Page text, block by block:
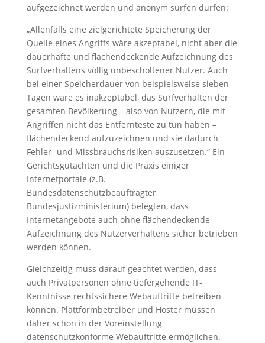
aufgezeichnet werden und anonym surfen dürfen:
„Allenfalls eine zielgerichtete Speicherung der
Quelle eines Angriffs wäre akzeptabel, nicht aber die
dauerhafte und flächendeckende Aufzeichnung des
Surfverhaltens völlig unbescholtener Nutzer. Auch
bei einer Speicherdauer von beispielsweise sieben
Tagen wäre es inakzeptabel, das Surfverhalten der
gesamten Bevölkerung – also von Nutzern, die mit
Angriffen nicht das Entfernteste zu tun haben –
flächendeckend aufzuzeichnen und sie dadurch
Fehler- und Missbrauchsrisiken auszusetzen.“ Ein
Gerichtsgutachten und die Praxis einiger
Internetportale (z.B.
Bundesdatenschutzbeauftragter,
Bundesjustizministerium) belegten, dass
Internetangebote auch ohne flächendeckende
Aufzeichnung des Nutzerverhaltens sicher betrieben
werden können.
Gleichzeitig muss darauf geachtet werden, dass
auch Privatpersonen ohne tiefergehende IT-
Kenntnisse rechtssichere Webauftritte betreiben
können. Plattformbetreiber und Hoster müssen
daher schon in der Voreinstellung
datenschutzkonforme Webauftritte ermöglichen.